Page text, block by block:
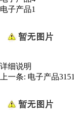
电子产品1
详细说明
上一条: 电子产品3151